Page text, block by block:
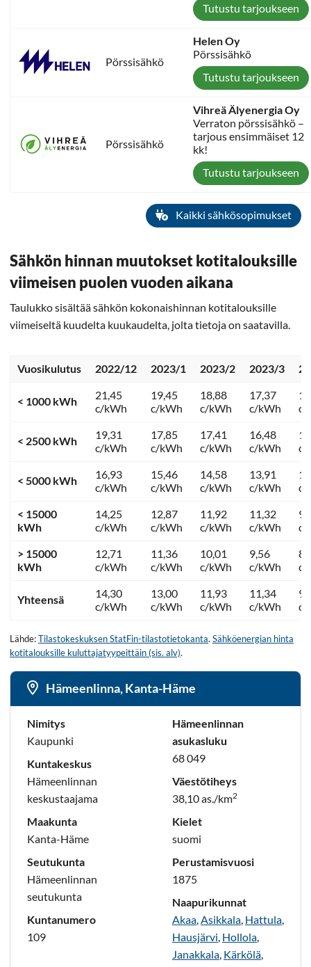
Tutustu tarjoukseen
Pörssisähkö
Helen Oy
Pörssisähkö
Tutustu tarjoukseen
Pörssisähkö
Vihreä Älyenergia Oy
Verraton pörssisähkö –
tarjous ensimmäiset 12
kk!
Tutustu tarjoukseen
Kaikki sähkösopimukset
Sähkön hinnan muutokset kotitalouksille
viimeisen puolen vuoden aikana
Taulukko sisältää sähkön kokonaishinnan kotitalouksille
viimeiseltä kuudelta kuukaudelta, jolta tietoja on saatavilla.
Vuosikulutus 2022/12 2023/1 2023/2 2023/3
< 1000 kWh
21,45
c/kWh
19,45
c/kWh
18,88
c/kWh
17,37
c/kWh
c/
< 2500 kWh
19,31
c/kWh
17,85
c/kWh
17,41
c/kWh
16,48
c/kWh
c/
< 5000 kWh
16,93
c/kWh
15,46
c/kWh
14,58
c/kWh
13,91
c/kWh
c/
< 15000
kWh
14,25
c/kWh
12,87
c/kWh
11,92
c/kWh
11,32
c/kWh
c/
> 15000
kWh
12,71
c/kWh
11,36
c/kWh
10,01
c/kWh
9,56
c/kWh
c/
Yhteensä
14,30
c/kWh
13,00
c/kWh
11,93
c/kWh
11,34
c/kWh
c/
Lähde:Tilastokeskuksen StatFin-tilastotietokanta. Sähköenergian hinta
kotitalouksille kuluttajatyypeittäin (sis. alv).
Hämeenlinna, Kanta-Häme
Nimitys
Kaupunki
Kuntakeskus
Hämeenlinnan
keskustaajama
Maakunta
Kanta-Häme
Seutukunta
Hämeenlinnan
seutukunta
Kuntanumero
109
Hämeenlinnan
asukasluku
68 049
Väestötiheys
38,10 as./km2
Kielet
suomi
Perustamisvuosi
1875
Naapurikunnat
Akaa Asikkala Hattula
Hausjärvi Hollola
Janakkala Kärkölä